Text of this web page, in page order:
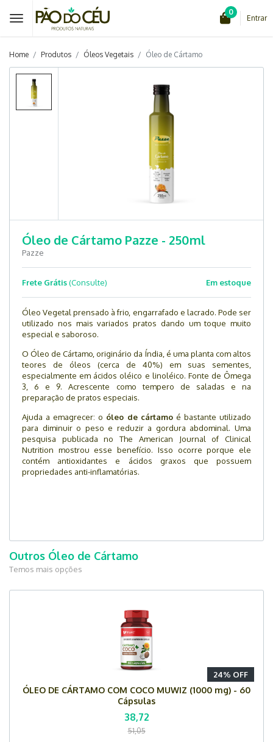
0
Entrar
Home Produtos Óleos Vegetais Óleo de Cártamo
Óleo de Cártamo Pazze - 250ml
Pazze
Em estoque
Frete Grátis(Consulte)
Óleo Vegetal prensado à frio, engarrafado e lacrado. Pode ser
utilizado nos mais variados pratos dando um toque muito
especial e saboroso.
O Óleo de Cártamo, originário da Índia, é uma planta com altos
teores de óleos (cerca de 40%) em suas sementes,
especialmente em ácidos oléico e linoléico. Fonte de Ômega
3, 6 e 9. Acrescente como tempero de saladas e na
preparação de pratos especiais.
Ajuda a emagrecer: o óleo de cártamoé bastante utilizado
para diminuir o peso e reduzir a gordura abdominal. Uma
pesquisa publicada no The American Journal of Clinical
Nutrition mostrou esse benefício. Isso ocorre porque ele
contém antioxidantes e ácidos graxos que possuem
propriedades anti-inflamatórias.
Outros Óleo de Cártamo
Temos mais opções
24% OFF
ÓLEO DE CÁRTAMO COM COCO MUWIZ (1000 mg) - 60
Cápsulas
38,72
51,05